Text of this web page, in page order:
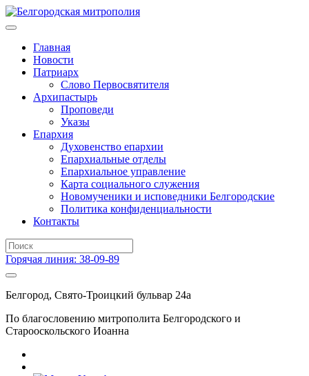
Главная
Новости
Патриарх
Слово Первосвятителя
Архипастырь
Проповеди
Указы
Епархия
Духовенство епархии
Епархиальные отделы
Епархиальное управление
Карта социального служения
Новомученики и исповедники Белгородские
Политика конфиденциальности
Контакты
Горячая линия: 38-09-89
Белгород, Свято-Троицкий бульвар 24а
По благословению митрополита Белгородского и
Старооскольского Иоанна